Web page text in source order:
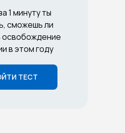
ТЕСТ
1 минуту ты
сможешь ли
освобождение
в этом году